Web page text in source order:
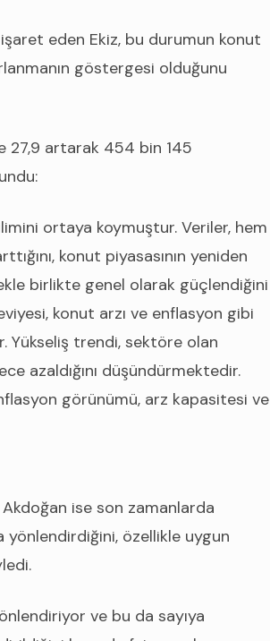
eden Ekiz, bu durumun konut
göstergesi olduğunu
27,9 artarak 454 bin 145
ortaya koymuştur. Veriler, hem
konut piyasasının yeniden
birlikte genel olarak güçlendiğini
konut arzı ve enflasyon gibi
Yükseliş trendi, sektöre olan
azaldığını düşündürmektedir.
görünümü, arz kapasitesi ve
ise son zamanlarda
yönlendirdiğini, özellikle uygun
ve bu da sayıya